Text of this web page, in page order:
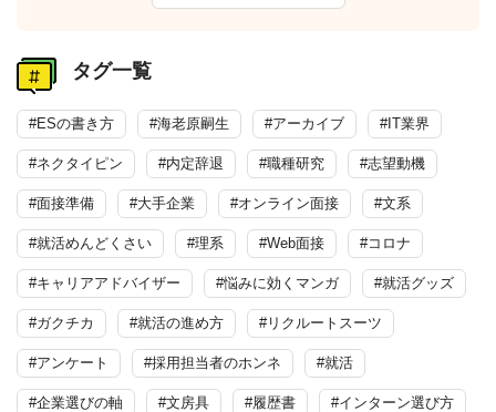
タグ一覧
#ESの書き方 #海老原嗣生 #アーカイブ #IT業界
#ネクタイピン #内定辞退 #職種研究 #志望動機
#面接準備 #大手企業 #オンライン面接 #文系
#就活めんどくさい #理系 #Web面接 #コロナ
#キャリアアドバイザー #悩みに効くマンガ #就活グッズ
#ガクチカ #就活の進め方 #リクルートスーツ
#アンケート #採用担当者のホンネ #就活
#企業選びの軸 #文房具 #履歴書 #インターン選び方